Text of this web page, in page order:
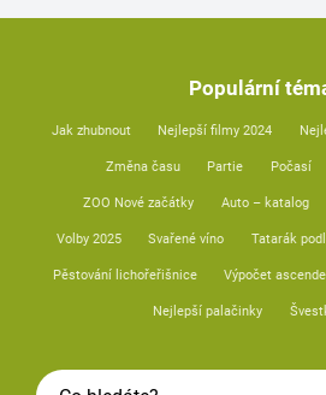
Populární
Jak zhubnout Nejlepší filmy 2024
Změna času Partie Počasí
ZOO Nové začátky Auto – katalog
Volby 2025 Svařené víno Tatarák
Pěstování lichořeřišnice Výpočet
Nejlepší palačinky